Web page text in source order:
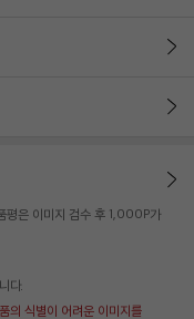
평은 이미지 검수 후 1,000P가
다.
의 식별이 어려운 이미지를